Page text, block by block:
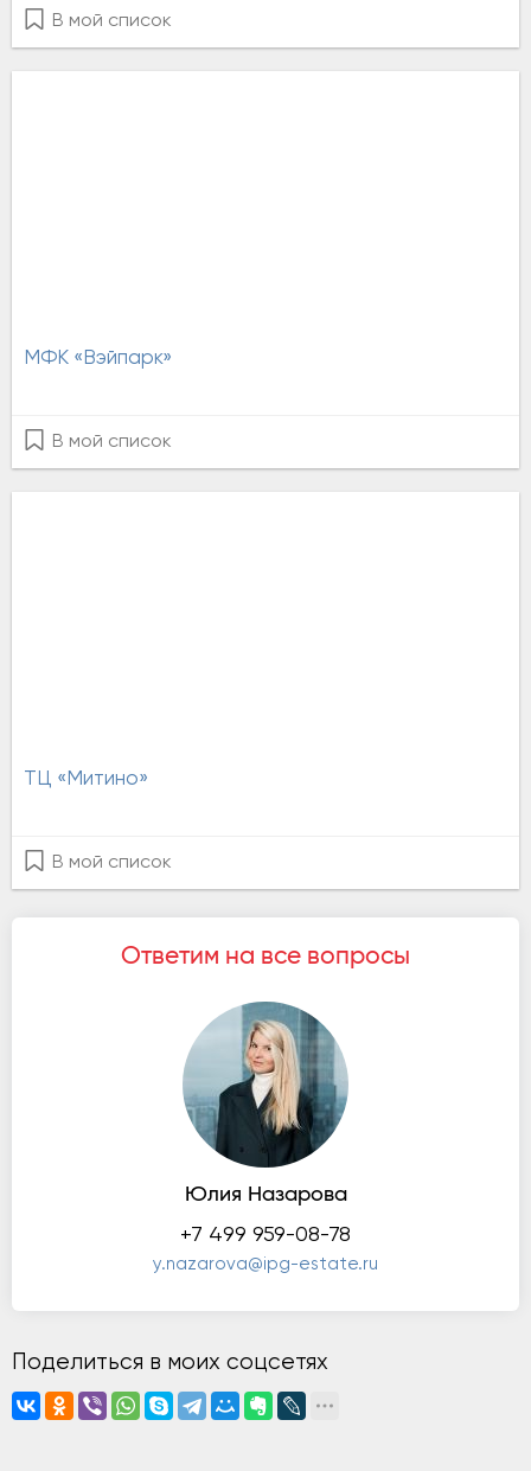
В мой список
МФК «Вэйпарк»
В мой список
ТЦ «Митино»
В мой список
Ответим на все вопросы
Юлия Назарова
+7 499 959-08-78
y.nazarova@ipg-estate.ru
Поделиться в моих соцсетях